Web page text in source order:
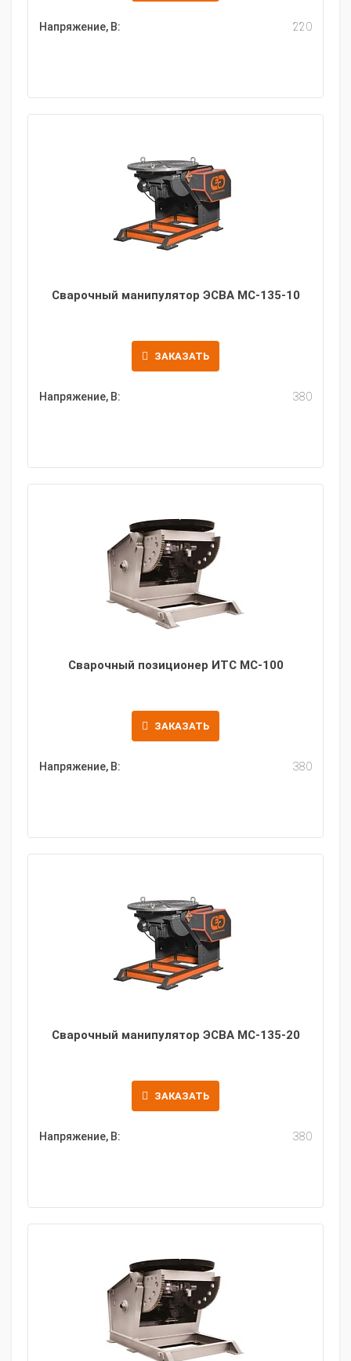
Напряжение, В: 220
Сварочный манипулятор ЭСВА МС-135-10
ЗАКАЗАТЬ
Напряжение, В: 380
Сварочный позиционер ИТС МС-100
ЗАКАЗАТЬ
Напряжение, В: 380
Сварочный манипулятор ЭСВА МС-135-20
ЗАКАЗАТЬ
Напряжение, В: 380